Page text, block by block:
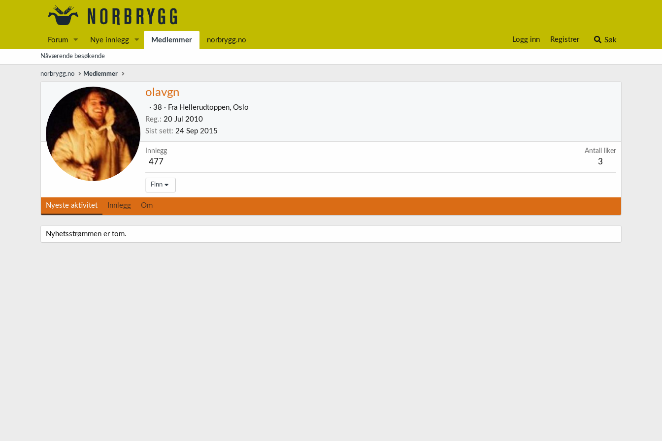
Forum Nye innlegg Medlemmer norbrygg.no Logg inn Registrer Søk
Nåværende besøkende
norbrygg.no Medlemmer
olavgn
· 38 · Fra Hellerudtoppen, Oslo
Reg. 20 Jul 2010
Sist sett 24 Sep 2015
Innlegg
477
Antall liker
3
Finn
Nyeste aktivitet Innlegg Om
Nyhetsstrømmen er tom.